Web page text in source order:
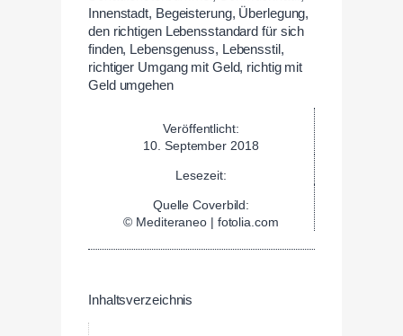
Veröffentlicht:
10. September 2018
Lesezeit:
Quelle Coverbild:
© Mediteraneo | fotolia.com
Inhaltsverzeichnis